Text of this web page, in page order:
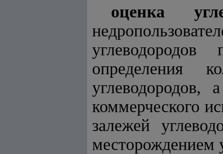
оценка
определения
углеводородов,
коммерческого
залежей
месторождением